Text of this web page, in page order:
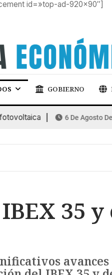
id=»top-ad-920×90″]
GOBIERNO
6 De Agosto De 2026
35 y
avances